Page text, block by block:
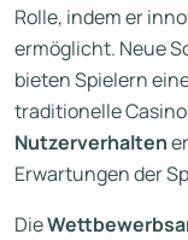
Rolle, indem er
ermöglicht. Neue
bieten Spielern
traditionelle
Nutzerverhalten
Erwartungen der
Die